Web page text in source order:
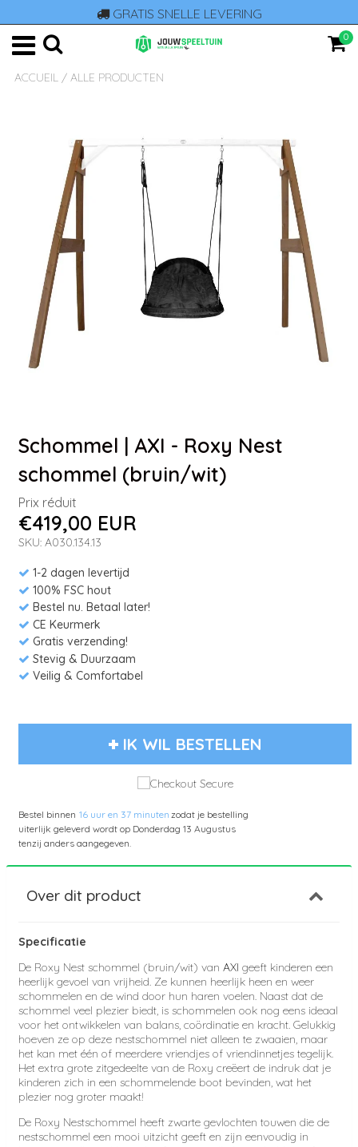
GRATIS SNELLE LEVERING
0
ACCUEIL / ALLE PRODUCTEN
Schommel | AXI - Roxy Nest
schommel (bruin/wit)
Prix réduit
€419,00 EUR
SKU: A030.134.13
1-2 dagen levertijd
100% FSC hout
Bestel nu. Betaal later!
CE Keurmerk
Gratis verzending!
Stevig & Duurzaam
Veilig & Comfortabel
IK WIL BESTELLEN
Bestel binnen 16 uur en 37 minutenzodat je bestelling
uiterlijk geleverd wordt op Donderdag 13 Augustus
tenzij anders aangegeven.
Over dit product
Specificatie
De Roxy Nest schommel (bruin/wit) van AXI geeft kinderen een
heerlijk gevoel van vrijheid. Ze kunnen heerlijk heen en weer
schommelen en de wind door hun haren voelen. Naast dat de
schommel veel plezier biedt, is schommelen ook nog eens ideaal
voor het ontwikkelen van balans, coördinatie en kracht. Gelukkig
hoeven ze op deze nestschommel niet alleen te zwaaien, maar
het kan met één of meerdere vriendjes of vriendinnetjes tegelijk.
Het extra grote zitgedeelte van de Roxy creëert de indruk dat je
kinderen zich in een schommelende boot bevinden, wat het
plezier nog groter maakt!
De Roxy Nestschommel heeft zwarte gevlochten touwen die de
nestschommel een mooi uitzicht geeft en zijn eenvoudig in